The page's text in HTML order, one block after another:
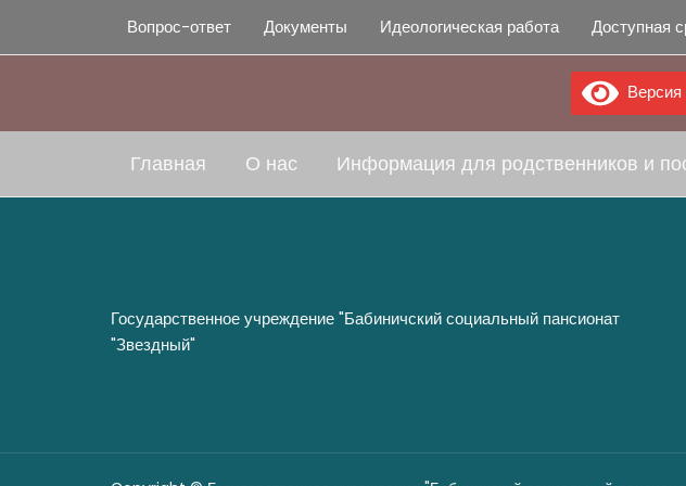
Вопрос-ответ Документы Идеологическая работа Доступная
Версия
Главная О нас Информация для родственников и
Государственное учреждение "Бабиничский социальный пансионат
"Звездный"